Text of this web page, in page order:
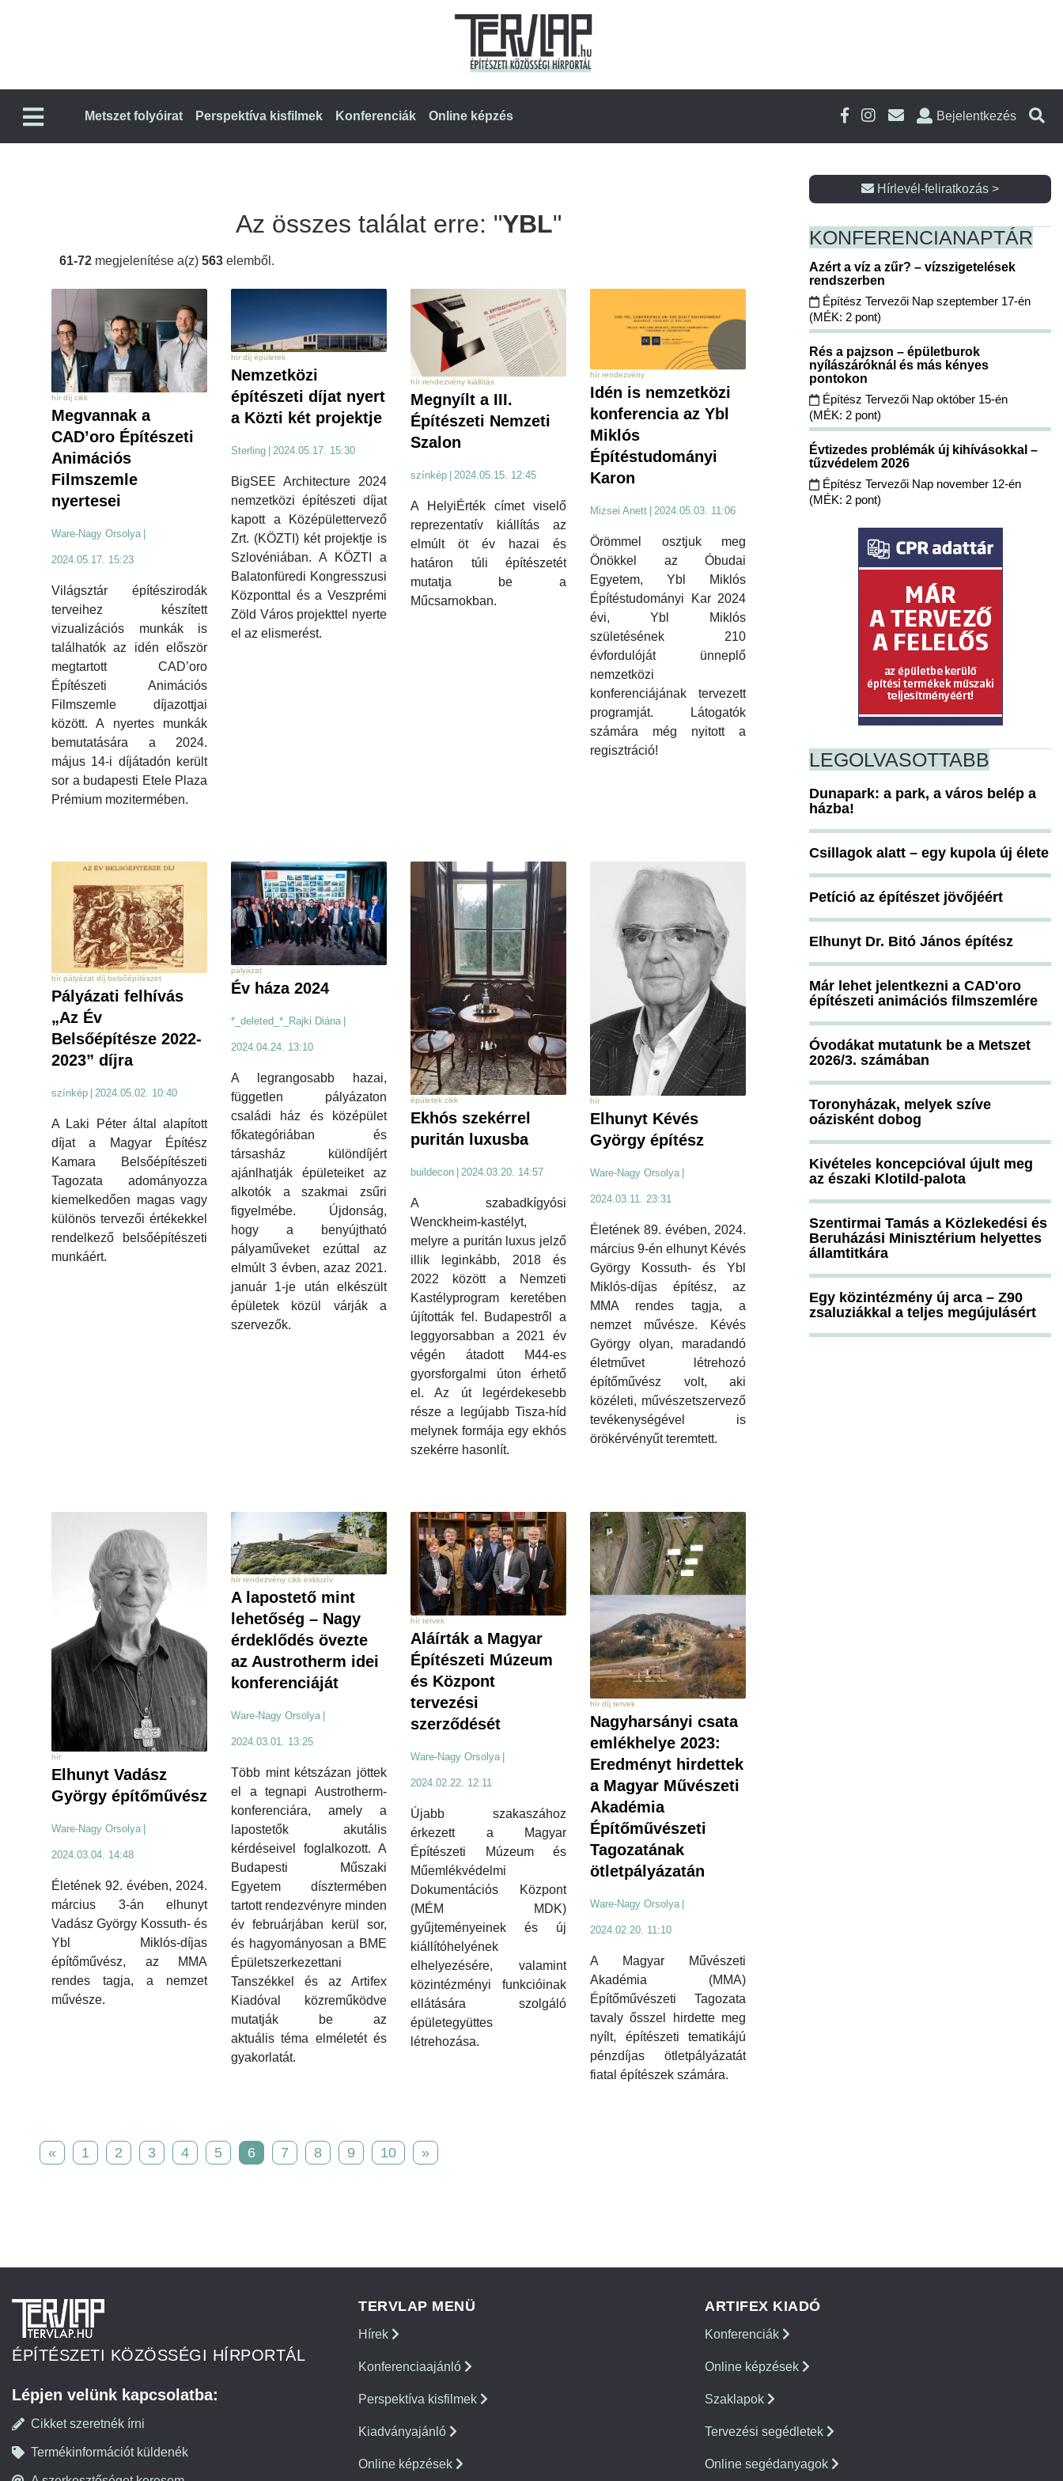
Metszet folyóirat Perspektíva kisfilmek Konferenciák Online képzés Bejelentkezés
Az összes találat erre: "YBL"
61-72 megjelenítése a(z) 563 elemből.
hír díj cikk
Megvannak a
CAD’oro Építészeti
Animációs
Filmszemle
nyertesei
Ware-Nagy Orsolya
2024.05.17. 15:23
Világsztár építészirodák
terveihez készített
vizualizációs munkák is
találhatók az idén először
megtartott CAD’oro
Építészeti Animációs
Filmszemle díjazottjai
között. A nyertes munkák
bemutatására a 2024.
május 14-i díjátadón került
sor a budapesti Etele Plaza
Prémium mozitermében.
hír díj épületek
Nemzetközi
építészeti díjat nyert
a Közti két projektje
Sterling 2024.05.17. 15:30
BigSEE Architecture 2024
nemzetközi építészeti díjat
kapott a Középülettervező
Zrt. (KÖZTI) két projektje is
Szlovéniában. A KÖZTI a
Balatonfüredi Kongresszusi
Központtal és a Veszprémi
Zöld Város projekttel nyerte
el az elismerést.
hír rendezvény kiállítás
Megnyílt a III.
Építészeti Nemzeti
Szalon
színkép | 2024.05.15. 12:45
A HelyiÉrték címet viselő
reprezentatív kiállítás az
elmúlt öt év hazai és
határon túli építészetét
mutatja be a
Műcsarnokban.
hír rendezvény
Idén is nemzetközi
konferencia az Ybl
Miklós
Építéstudományi
Karon
Mizsei Anett 2024.05.03. 11:06
Örömmel osztjuk meg
Önökkel az Óbudai
Egyetem, Ybl Miklós
Építéstudományi Kar 2024
évi, Ybl Miklós
születésének 210
évfordulóját ünneplő
nemzetközi
konferenciájának tervezett
programját. Látogatók
számára még nyitott a
regisztráció!
hír pályázat díj belsőépítészet
Pályázati felhívás
„Az Év
Belsőépítésze 2022-
2023” díjra
színkép 2024.05.02. 10:40
A Laki Péter által alapított
díjat a Magyar Építész
Kamara Belsőépítészeti
Tagozata adományozza
kiemelkedően magas vagy
különös tervezői értékekkel
rendelkező belsőépítészeti
munkáért.
pályázat
Év háza 2024
*_deleted_*_Rajki Diána
2024.04.24. 13:10
A legrangosabb hazai,
független pályázaton
családi ház és középület
főkategóriában és
társasház különdíjért
ajánlhatják épületeiket az
alkotók a szakmai zsűri
figyelmébe. Újdonság,
hogy a benyújtható
pályaműveket ezúttal az
elmúlt 3 évben, azaz 2021.
január 1-je után elkészült
épületek közül várják a
szervezők.
épületek cikk
Ekhós szekérrel
puritán luxusba
buildecon 2024.03.20. 14:57
A szabadkígyósi
Wenckheim-kastélyt,
melyre a puritán luxus jelző
illik leginkább, 2018 és
2022 között a Nemzeti
Kastélyprogram keretében
újították fel. Budapestről a
leggyorsabban a 2021 év
végén átadott M44-es
gyorsforgalmi úton érhető
el. Az út legérdekesebb
része a legújabb Tisza-híd
melynek formája egy ekhós
szekérre hasonlít.
hír
Elhunyt Kévés
György építész
Ware-Nagy Orsolya
2024.03.11. 23:31
Életének 89. évében, 2024.
március 9-én elhunyt Kévés
György Kossuth- és Ybl
Miklós-díjas építész, az
MMA rendes tagja, a
nemzet művésze. Kévés
György olyan, maradandó
életművet létrehozó
építőművész volt, aki
közéleti, művészetszervező
tevékenységével is
örökérvényűt teremtett.
hír
Elhunyt Vadász
György építőművész
Ware-Nagy Orsolya
2024.03.04. 14:48
Életének 92. évében, 2024.
március 3-án elhunyt
Vadász György Kossuth- és
Ybl Miklós-díjas
építőművész, az MMA
rendes tagja, a nemzet
művésze.
hír rendezvény cikk exkluzív
A lapostető mint
lehetőség – Nagy
érdeklődés övezte
az Austrotherm idei
konferenciáját
Ware-Nagy Orsolya
2024.03.01. 13:25
Több mint kétszázan jöttek
el a tegnapi Austrotherm-
konferenciára, amely a
lapostetők akutális
kérdéseivel foglalkozott. A
Budapesti Műszaki
Egyetem dísztermében
tartott rendezvényre minden
év februárjában kerül sor,
és hagyományosan a BME
Épületszerkezettani
Tanszékkel és az Artifex
Kiadóval közreműködve
mutatják be az
aktuális téma elméletét és
gyakorlatát.
hír tervek
Aláírták a Magyar
Építészeti Múzeum
és Központ
tervezési
szerződését
Ware-Nagy Orsolya
2024.02.22. 12:11
Újabb szakaszához
érkezett a Magyar
Építészeti Múzeum és
Műemlékvédelmi
Dokumentációs Központ
(MÉM MDK)
gyűjteményeinek és új
kiállítóhelyének
elhelyezésére, valamint
közintézményi funkcióinak
ellátására szolgáló
épületegyüttes
létrehozása.
hír díj tervek
Nagyharsányi csata
emlékhelye 2023:
Eredményt hirdettek
a Magyar Művészeti
Akadémia
Építőművészeti
Tagozatának
ötletpályázatán
Ware-Nagy Orsolya
2024.02.20. 11:10
A Magyar Művészeti
Akadémia (MMA)
Építőművészeti Tagozata
tavaly ősszel hirdette meg
nyílt, építészeti tematikájú
pénzdíjas ötletpályázatát
fiatal építészek számára.
« 1 2 3 4 5 6 7 8 9 10 »
Hírlevél-feliratkozás >
KONFERENCIANAPTÁR
Azért a víz a zűr? – vízszigetelések
rendszerben
Építész Tervezői Nap szeptember 17-én
(MÉK: 2 pont)
Rés a pajzson – épületburok
nyílászáróknál és más kényes
pontokon
Építész Tervezői Nap október 15-én
(MÉK: 2 pont)
Évtizedes problémák új kihívásokkal –
tűzvédelem 2026
Építész Tervezői Nap november 12-én
(MÉK: 2 pont)
LEGOLVASOTTABB
Dunapark: a park, a város belép a
házba!
Csillagok alatt – egy kupola új élete
Petíció az építészet jövőjéért
Elhunyt Dr. Bitó János építész
Már lehet jelentkezni a CAD'oro
építészeti animációs filmszemlére
Óvodákat mutatunk be a Metszet
2026/3. számában
Toronyházak, melyek szíve
oázisként dobog
Kivételes koncepcióval újult meg
az északi Klotild-palota
Szentirmai Tamás a Közlekedési és
Beruházási Minisztérium helyettes
államtitkára
Egy közintézmény új arca – Z90
zsaluziákkal a teljes megújulásért
ÉPÍTÉSZETI KÖZÖSSÉGI HÍRPORTÁL
Lépjen velünk kapcsolatba:
Cikket szeretnék írni
Termékinformációt küldenék
TERVLAP MENÜ
Hírek
Konferenciaajánló
Perspektíva kisfilmek
Kiadványajánló
Online képzések
ARTIFEX KIADÓ
Konferenciák
Online képzések
Szaklapok
Tervezési segédletek
Online segédanyagok